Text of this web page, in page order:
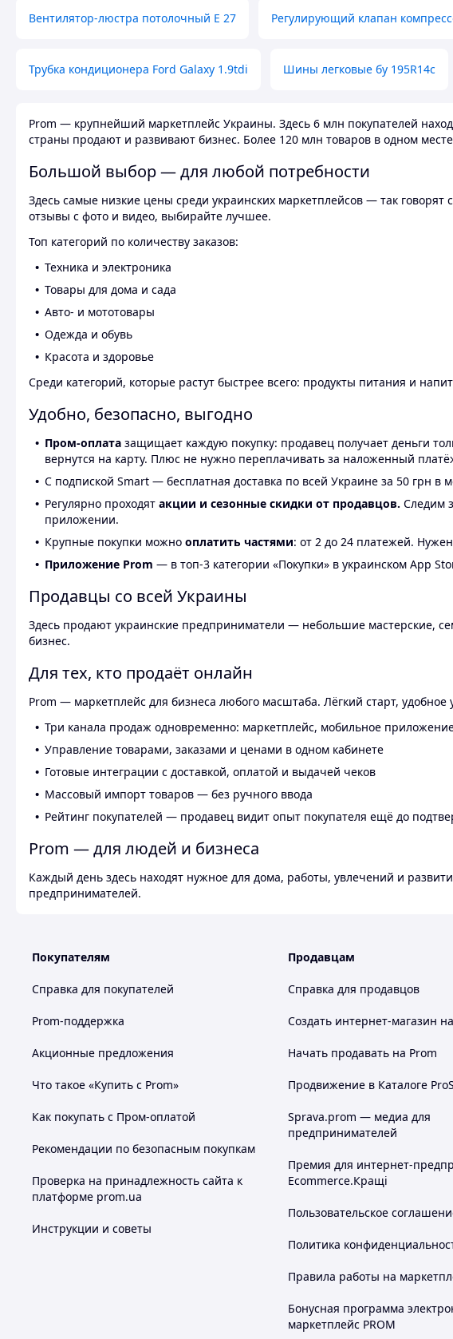
Вентилятор-люстра потолочный E 27 Регулирующий клапан
Трубка кондиционера Ford Galaxy 1.9tdi Шины легковые бу 195R14c
Prom — крупнейший маркетплейс Украины. Здесь 6 млн покупателей
страны продают и развивают бизнес. Более 120 млн товаров в одном
Большой выбор — для любой потребности
Здесь самые низкие цены среди украинских маркетплейсов — так
отзывы с фото и видео, выбирайте лучшее.
Топ категорий по количеству заказов:
Техника и электроника
Товары для дома и сада
Авто- и мототовары
Одежда и обувь
Красота и здоровье
Среди категорий, которые растут быстрее всего: продукты питания и
Удобно, безопасно, выгодно
Пром-оплата защищает каждую покупку: продавец получает деньги
вернутся на карту. Плюс не нужно переплачивать за наложенный
С подпиской Smart — бесплатная доставка по всей Украине за 50 грн в
Регулярно проходят акции и сезонные скидки от продавцов. Следим
приложении.
Крупные покупки можно оплатить частями: от 2 до 24 платежей.
Приложение Prom — в топ-3 категории «Покупки» в украинском App
Продавцы со всей Украины
Здесь продают украинские предприниматели — небольшие мастерские,
бизнес.
Для тех, кто продаёт онлайн
Prom — маркетплейс для бизнеса любого масштаба. Лёгкий старт,
Три канала продаж одновременно: маркетплейс, мобильное
Управление товарами, заказами и ценами в одном кабинете
Готовые интеграции с доставкой, оплатой и выдачей чеков
Массовый импорт товаров — без ручного ввода
Рейтинг покупателей — продавец видит опыт покупателя ещё до
Prom — для людей и бизнеса
Каждый день здесь находят нужное для дома, работы, увлечений и
предпринимателей.
Покупателям
Справка для покупателей
Prom-поддержка
Акционные предложения
Что такое «Купить с Prom»
Как покупать с Пром-оплатой
Рекомендации по безопасным покупкам
Проверка на принадлежность сайта к
платформе prom.ua
Инструкции и советы
Продавцам
Справка для продавцов
Создать интернет-магазин
Начать продавать на Prom
Продвижение в Каталоге
Sprava.prom — медиа для
предпринимателей
Премия для интернет-
Ecommerce.Кращі
Пользовательское
Политика
Правила работы на
Бонусная программа
маркетплейс PROM